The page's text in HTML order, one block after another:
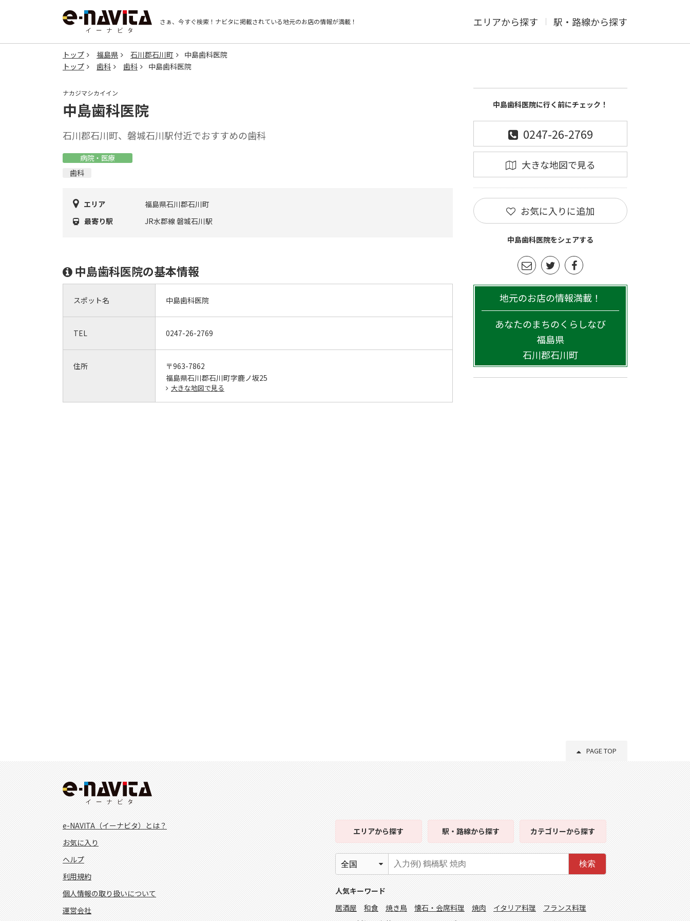
さぁ、今すぐ検索！ ナビタに掲載されている地元のお店の情報が満載！ エリアから探す 駅・路線から探す
トップ 福島県 石川郡石川町
中島歯科医院
トップ
歯科 歯科 中島歯科医院
ナカジマシカイイン
中島歯科医院
石川郡石川町、磐城石川駅付近でおすすめの歯科
病院・医療
歯科
エリア
福島県石川郡石川町
最寄り駅
JR水郡線 磐城石川駅
中島歯科医院の基本情報
スポット名 中島歯科医院
TEL 0247-26-2769
住所
〒963-7862
福島県石川郡石川町字鹿ノ坂25
大きな地図で見る
中島歯科医院に行く前にチェック！
0247-26-2769
大きな地図で見る
お気に入りに追加
中島歯科医院をシェアする
地元のお店の情報満載！
あなたのまちのくらしなび
福島県
石川郡石川町
PAGE TOP
e-NAVITA（イーナビタ）とは？
お気に入り
ヘルプ
利用規約
個人情報の取り扱いについて
運営会社
エリアから探す 駅・路線から探す カテゴリーから探す
検索
人気キーワード
居酒屋
和食 焼き鳥 懐石・会席料理 焼肉 イタリア料理
フランス料理